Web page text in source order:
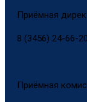
Приёмная
8 (3456) 24-66-20
Приёмная